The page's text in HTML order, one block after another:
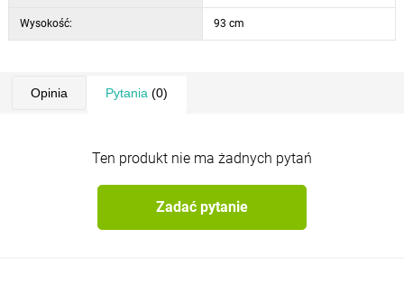
Wysokość: 93 cm
Opinia Pytania (0)
Ten produkt nie ma żadnych pytań
Zadać pytanie